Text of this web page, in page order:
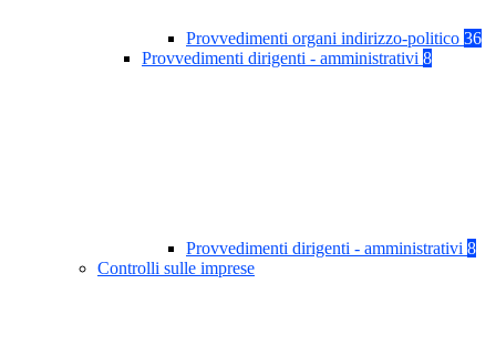
Provvedimenti organi indirizzo-politico 36
Provvedimenti dirigenti - amministrativi 8
Provvedimenti dirigenti - amministrativi 8
Controlli sulle imprese